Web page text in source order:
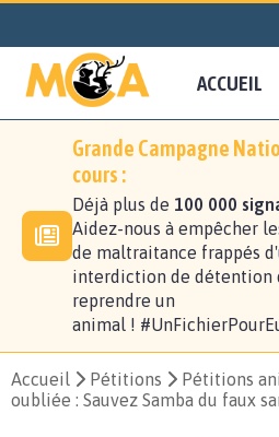
ACCUEIL
Grande Campagne
cours :
Déjà plus de 100 000
Aidez-nous à empêcher
de maltraitance frappés
interdiction de détention
reprendre un
animal !
Accueil Pétitions Pétitions
oubliée : Sauvez Samba du faux